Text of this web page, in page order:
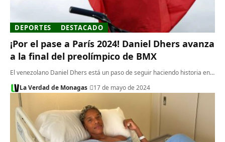
DEPORTES DESTACADO
¡Por el pase a París 2024! Daniel Dhers avanza
a la final del preolímpico de BMX
El venezolano Daniel Dhers está un paso de seguir haciendo historia en…
La Verdad de Monagas
17 de mayo de 2024